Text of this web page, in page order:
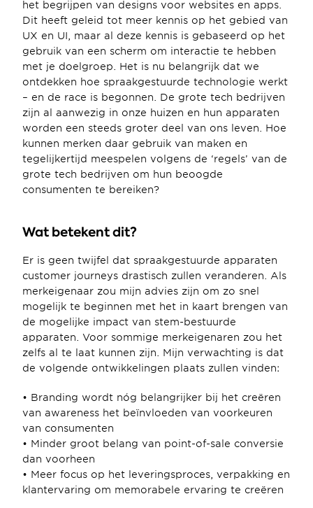
het begrijpen van designs voor websites en apps.
Dit heeft geleid tot meer kennis op het gebied van
UX en UI, maar al deze kennis is gebaseerd op het
gebruik van een scherm om interactie te hebben
met je doelgroep. Het is nu belangrijk dat we
ontdekken hoe spraakgestuurde technologie werkt
– en de race is begonnen. De grote tech bedrijven
zijn al aanwezig in onze huizen en hun apparaten
worden een steeds groter deel van ons leven. Hoe
kunnen merken daar gebruik van maken en
tegelijkertijd meespelen volgens de ‘regels’ van de
grote tech bedrijven om hun beoogde
consumenten te bereiken?
Wat betekent dit?
Er is geen twijfel dat spraakgestuurde apparaten
customer journeys drastisch zullen veranderen. Als
merkeigenaar zou mijn advies zijn om zo snel
mogelijk te beginnen met het in kaart brengen van
de mogelijke impact van stem-bestuurde
apparaten. Voor sommige merkeigenaren zou het
zelfs al te laat kunnen zijn. Mijn verwachting is dat
de volgende ontwikkelingen plaats zullen vinden:
• Branding wordt nóg belangrijker bij het creëren
van awareness het beïnvloeden van voorkeuren
van consumenten
• Minder groot belang van point-of-sale conversie
dan voorheen
• Meer focus op het leveringsproces, verpakking en
klantervaring om memorabele ervaring te creëren